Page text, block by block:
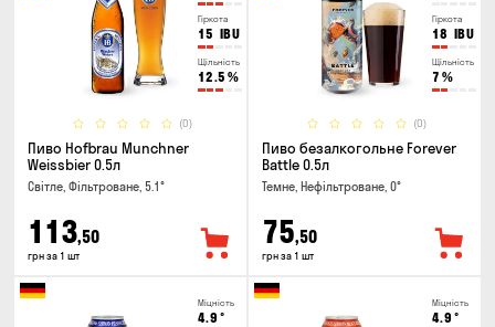
Гіркота
15 IBU
Щільність
12.5 %
(0)
Пиво Hofbrau Munchner
Weissbier 0.5л
Світле, Фільтроване, 5.1°
113,50
грн за 1 шт
Гіркота
18 IBU
Щільність
7 %
(0)
Пиво безалкогольне Forever
Battle 0.5л
Темне, Нефільтроване, 0°
75,50
грн за 1 шт
Міцність
4.9 °
Міцність
4.9 °